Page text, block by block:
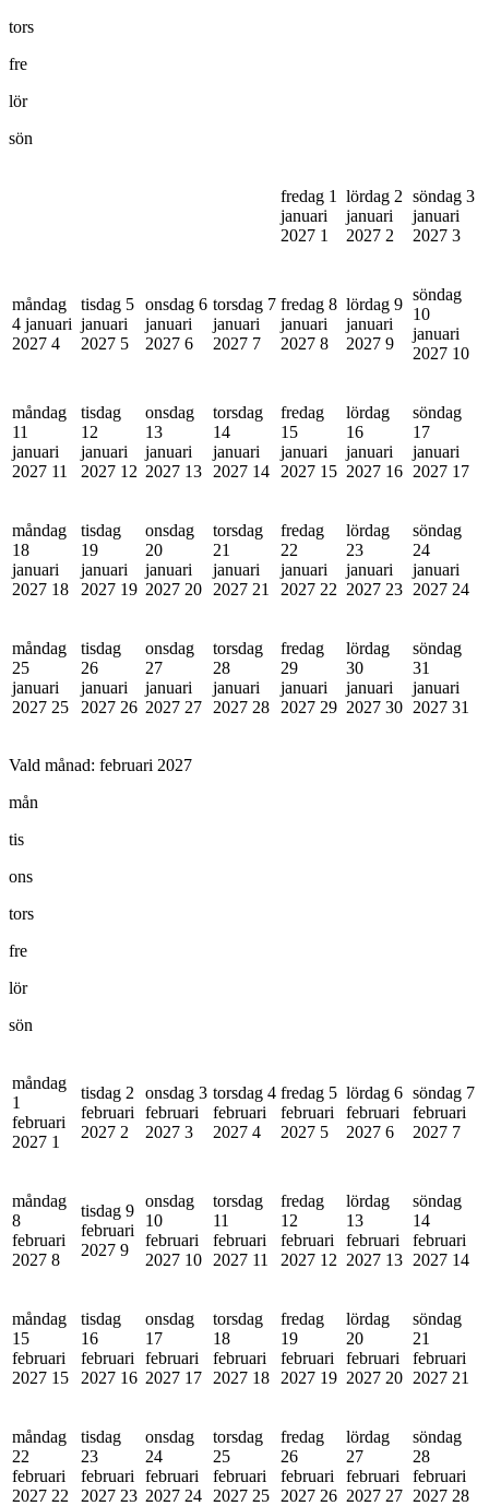
tors
fre
lör
sön
fredag 1
januari
2027 1
lördag 2
januari
2027 2
söndag 3
januari
2027 3
måndag
4 januari
2027 4
tisdag 5
januari
2027 5
onsdag 6
januari
2027 6
torsdag 7
januari
2027 7
fredag 8
januari
2027 8
lördag 9
januari
2027 9
söndag
10
januari
2027 10
måndag
11
januari
2027 11
tisdag
12
januari
2027 12
onsdag
13
januari
2027 13
torsdag
14
januari
2027 14
fredag
15
januari
2027 15
lördag
16
januari
2027 16
söndag
17
januari
2027 17
måndag
18
januari
2027 18
tisdag
19
januari
2027 19
onsdag
20
januari
2027 20
torsdag
21
januari
2027 21
fredag
22
januari
2027 22
lördag
23
januari
2027 23
söndag
24
januari
2027 24
måndag
25
januari
2027 25
tisdag
26
januari
2027 26
onsdag
27
januari
2027 27
torsdag
28
januari
2027 28
fredag
29
januari
2027 29
lördag
30
januari
2027 30
söndag
31
januari
2027 31
Vald månad: februari 2027
mån
tis
ons
tors
fre
lör
sön
måndag
1
februari
2027 1
tisdag 2
februari
2027 2
onsdag 3
februari
2027 3
torsdag 4
februari
2027 4
fredag 5
februari
2027 5
lördag 6
februari
2027 6
söndag 7
februari
2027 7
måndag
8
februari
2027 8
tisdag 9
februari
2027 9
onsdag
10
februari
2027 10
torsdag
11
februari
2027 11
fredag
12
februari
2027 12
lördag
13
februari
2027 13
söndag
14
februari
2027 14
måndag
15
februari
2027 15
tisdag
16
februari
2027 16
onsdag
17
februari
2027 17
torsdag
18
februari
2027 18
fredag
19
februari
2027 19
lördag
20
februari
2027 20
söndag
21
februari
2027 21
måndag
22
februari
2027 22
tisdag
23
februari
2027 23
onsdag
24
februari
2027 24
torsdag
25
februari
2027 25
fredag
26
februari
2027 26
lördag
27
februari
2027 27
söndag
28
februari
2027 28